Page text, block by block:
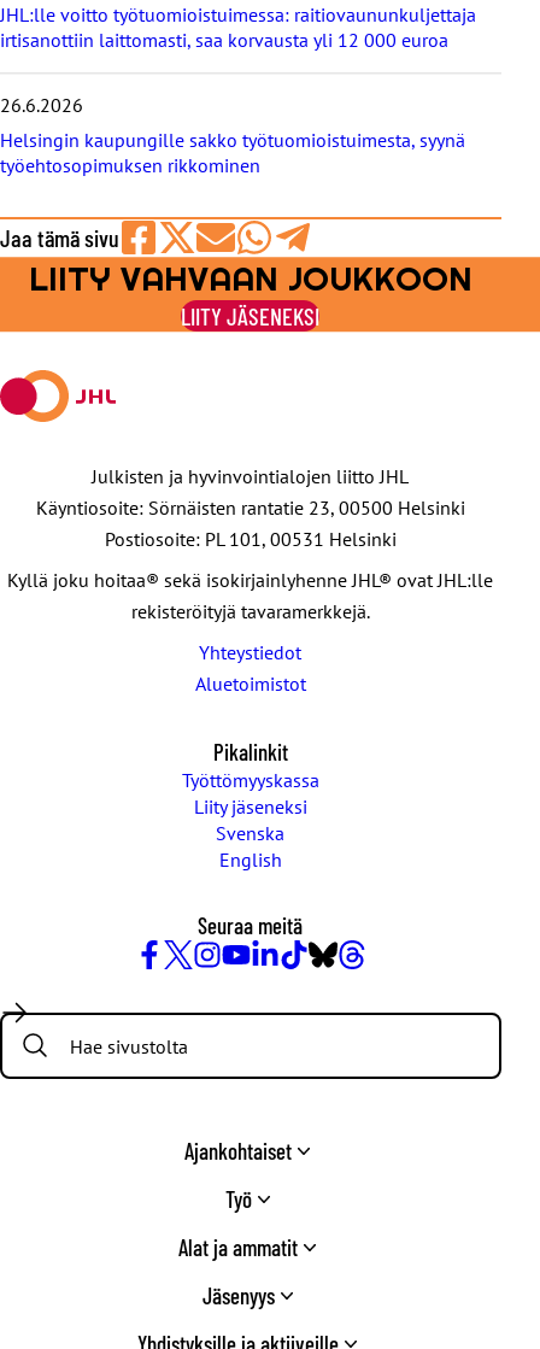
JHL:lle voitto työtuomioistuimessa: raitiovaununkuljettaja
irtisanottiin laittomasti, saa korvausta yli 12 000 euroa
26.6.2026
Helsingin kaupungille sakko työtuomioistuimesta, syynä
työehtosopimuksen rikkominen
Jaa tämä sivu
Jaa
Facebookissa
Jaa
viestipalvelu
X:ssä
Jaa
sähköpostilla
Jaa
WhatsAppilla
Jaa
Telegramilla
LIITY VAHVAAN JOUKKOON
LIITY JÄSENEKSI
Julkisten ja hyvinvointialojen liitto JHL
Käyntiosoite: Sörnäisten rantatie 23, 00500 Helsinki
Postiosoite: PL 101, 00531 Helsinki
Kyllä joku hoitaa® sekä isokirjainlyhenne JHL® ovat JHL:lle
rekisteröityjä tavaramerkkejä.
Yhteystiedot
Aluetoimistot
Pikalinkit
Työttömyyskassa
Liity jäseneksi
Svenska
English
Seuraa meitä
/
Twitter
Search:
Ajankohtaiset
Työ
Alat ja ammatit
Jäsenyys